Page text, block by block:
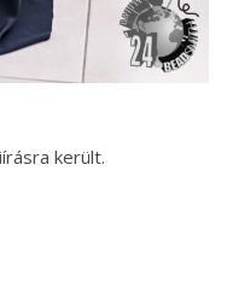
került.